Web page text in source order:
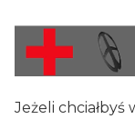
Jeżeli chciałbyś